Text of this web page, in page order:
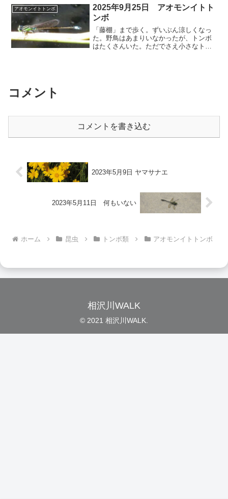
会った。⬇ カワセミ 今日のカワセミは目
視で4羽(オス2羽メ...
アオモンイトトンボ
2025年9月25日 アオモンイトト
ンボ
「藤棚」まで歩く。ずいぶん涼しくなっ
た。野鳥はあまりいなかったが、トンボ
はたくさんいた。ただでさえ小さなトン
コメント
コメントを書き込む
2023年5月9日 ヤマサナエ
2023年5月11日 何もいない
ホーム 昆虫 トンボ類 アオモンイトトンボ
相沢川WALK
© 2021 相沢川WALK.